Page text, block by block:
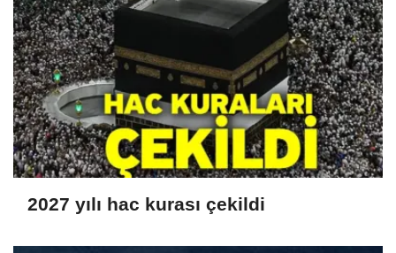
2027 yılı hac kurası çekildi